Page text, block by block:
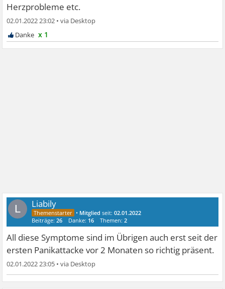
Herzprobleme etc.
02.01.2022 23:02 •
x 1
L Liabily
• Mitglied seit:02.01.2022
Beiträge:26 Danke: 16 Themen:2
All diese Symptome sind im Übrigen auch erst seit der
ersten Panikattacke vor 2 Monaten so richtig präsent.
02.01.2022 23:05 •